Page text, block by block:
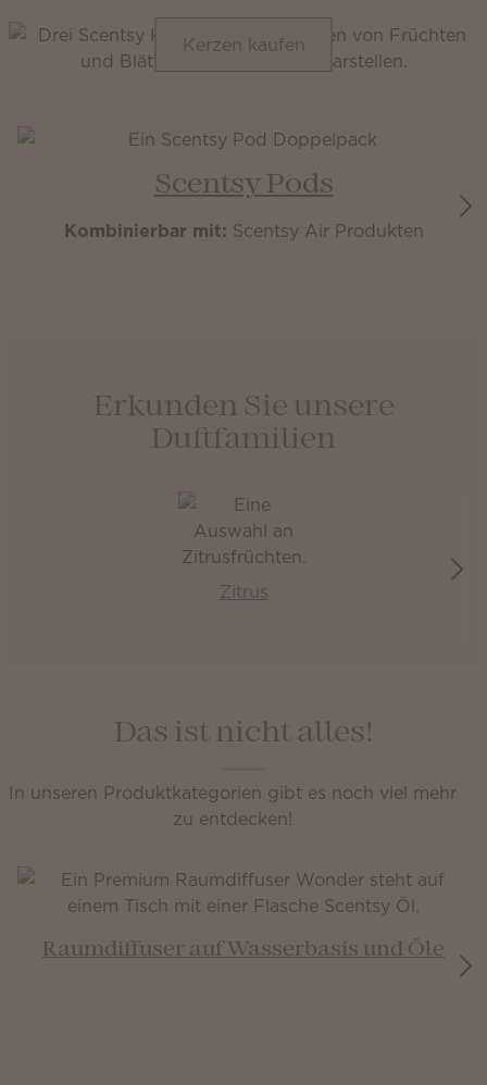
Kerzen kaufen
Scentsy Pods
Kombinierbar mit: Scentsy Air Produkten
Erkunden Sie unsere
Duftfamilien
Zitrus
Das ist nicht alles!
In unseren Produktkategorien gibt es noch viel mehr
zu entdecken!
Raumdiffuser auf Wasserbasis und Öle